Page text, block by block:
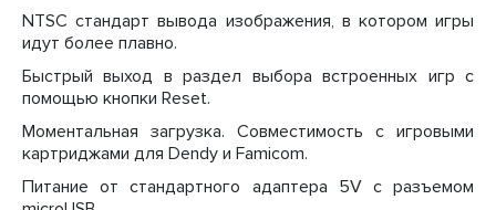
NTSC стандарт вывода изображения, в котором игры
идут более плавно.
Быстрый выход в раздел выбора встроенных игр с
помощью кнопки Reset.
Моментальная загрузка. Совместимость с игровыми
картриджами для Dendy и Famicom.
Питание от стандартного адаптера 5V с разъемом